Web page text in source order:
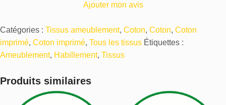
Ajouter mon avis
Catégories : Tissus ameublement, Coton, Coton, Coton
imprimé, Coton imprimé, Tous les tissus Étiquettes :
Ameublement, Habillement, Tissus
Produits similaires